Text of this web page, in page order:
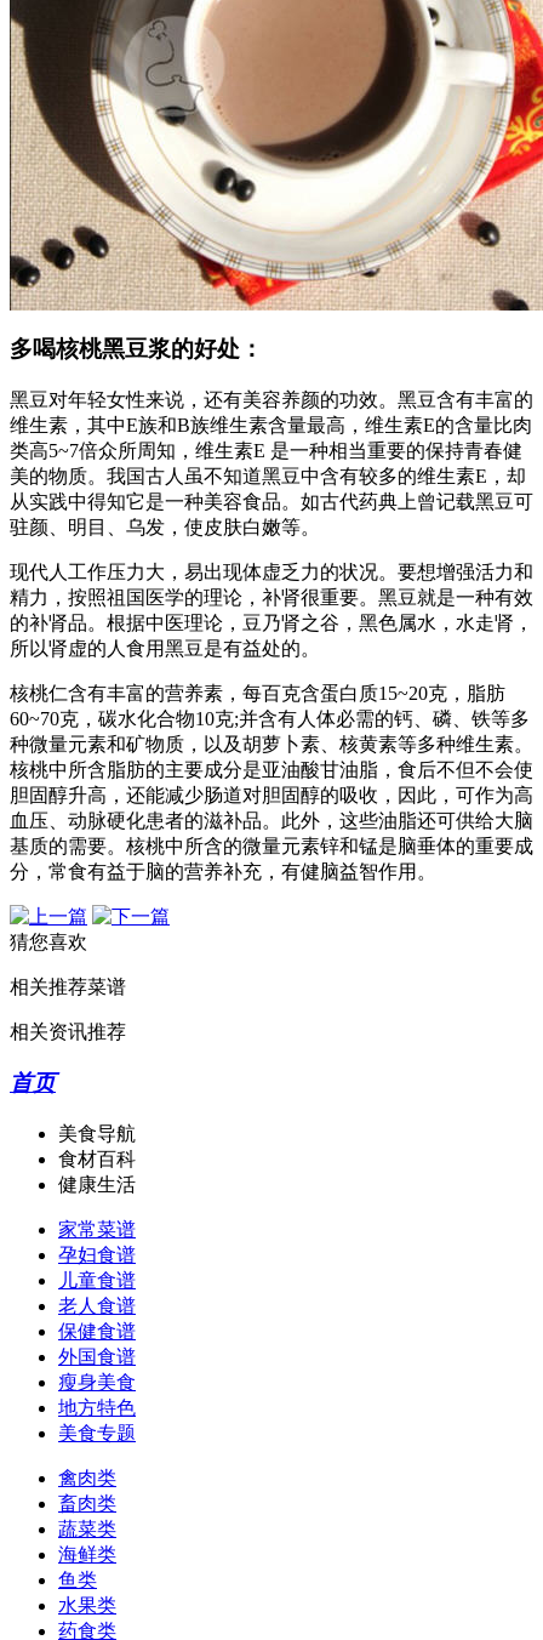
多喝核桃黑豆浆的好处：
黑豆对年轻女性来说，还有美容养颜的功效。黑豆含有丰富的
维生素，其中E族和B族维生素含量最高，维生素E的含量比肉
类高5~7倍众所周知，维生素E 是一种相当重要的保持青春健
美的物质。我国古人虽不知道黑豆中含有较多的维生素E，却
从实践中得知它是一种美容食品。如古代药典上曾记载黑豆可
驻颜、明目、乌发，使皮肤白嫩等。
现代人工作压力大，易出现体虚乏力的状况。要想增强活力和
精力，按照祖国医学的理论，补肾很重要。黑豆就是一种有效
的补肾品。根据中医理论，豆乃肾之谷，黑色属水，水走肾，
所以肾虚的人食用黑豆是有益处的。
核桃仁含有丰富的营养素，每百克含蛋白质15~20克，脂肪
60~70克，碳水化合物10克;并含有人体必需的钙、磷、铁等多
种微量元素和矿物质，以及胡萝卜素、核黄素等多种维生素。
核桃中所含脂肪的主要成分是亚油酸甘油脂，食后不但不会使
胆固醇升高，还能减少肠道对胆固醇的吸收，因此，可作为高
血压、动脉硬化患者的滋补品。此外，这些油脂还可供给大脑
基质的需要。核桃中所含的微量元素锌和锰是脑垂体的重要成
分，常食有益于脑的营养补充，有健脑益智作用。
猜您喜欢
相关推荐菜谱
相关资讯推荐
首页
美食导航
食材百科
健康生活
家常菜谱
孕妇食谱
儿童食谱
老人食谱
保健食谱
外国食谱
瘦身美食
地方特色
美食专题
禽肉类
畜肉类
蔬菜类
海鲜类
鱼类
水果类
药食类